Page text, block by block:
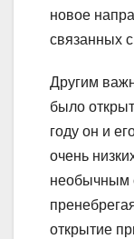
новое
связанных
Другим
было
году он и
очень
необычным
открытие